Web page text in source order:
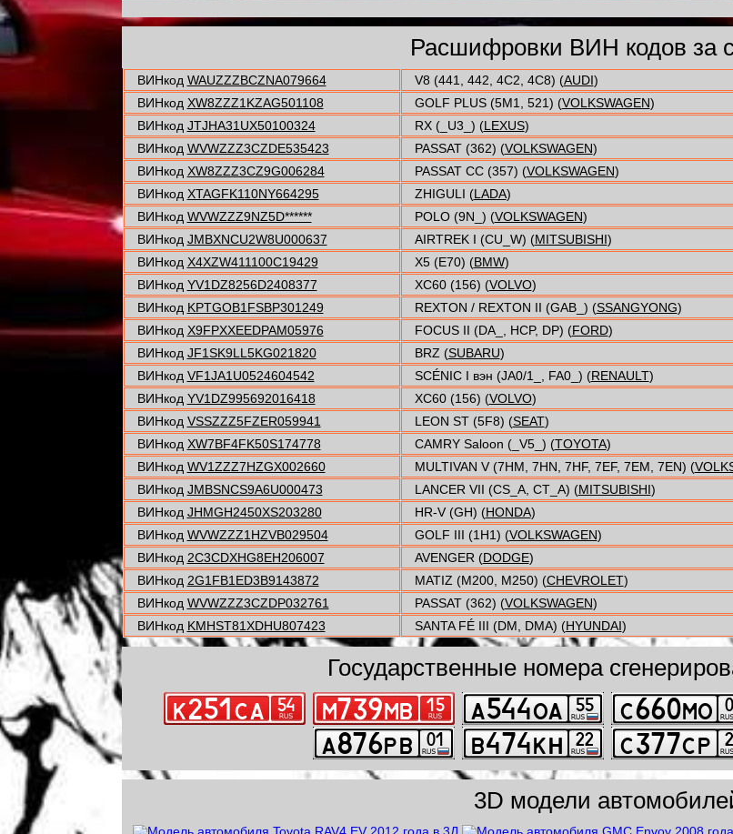
Расшифровки ВИН кодов за
ВИНкод WAUZZZBCZNA079664 V8 (441, 442, 4C2, 4C8) (AUDI)
ВИНкод XW8ZZZ1KZAG501108 GOLF PLUS (5M1, 521) (VOLKSWAGEN)
ВИНкод JTJHA31UX50100324 RX (_U3_) (LEXUS)
ВИНкод WVWZZZ3CZDE535423 PASSAT (362) (VOLKSWAGEN)
ВИНкод XW8ZZZ3CZ9G006284 PASSAT CC (357) (VOLKSWAGEN)
ВИНкод XTAGFK110NY664295 ZHIGULI (LADA)
ВИНкод WVWZZZ9NZ5D****** POLO (9N_) (VOLKSWAGEN)
ВИНкод JMBXNCU2W8U000637 AIRTREK I (CU_W) (MITSUBISHI)
ВИНкод X4XZW411100C19429 X5 (E70) (BMW)
ВИНкод YV1DZ8256D2408377 XC60 (156) (VOLVO)
ВИНкод KPTGOB1FSBP301249 REXTON / REXTON II (GAB_) (SSANGYONG)
ВИНкод X9FPXXEEDPAM05976 FOCUS II (DA_, HCP, DP) (FORD)
ВИНкод JF1SK9LL5KG021820 BRZ (SUBARU)
ВИНкод VF1JA1U0524604542 SCÉNIC I вэн (JA0/1_, FA0_) (RENAULT)
ВИНкод YV1DZ995692016418 XC60 (156) (VOLVO)
ВИНкод VSSZZZ5FZER059941 LEON ST (5F8) (SEAT)
ВИНкод XW7BF4FK50S174778 CAMRY Saloon (_V5_) (TOYOTA)
ВИНкод WV1ZZZ7HZGX002660 MULTIVAN V (7HM, 7HN, 7HF, 7EF, 7EM, 7EN) (
ВИНкод JMBSNCS9A6U000473 LANCER VII (CS_A, CT_A) (MITSUBISHI)
ВИНкод JHMGH2450XS203280 HR-V (GH) (HONDA)
ВИНкод WVWZZZ1HZVB029504 GOLF III (1H1) (VOLKSWAGEN)
ВИНкод 2C3CDXHG8EH206007 AVENGER (DODGE)
ВИНкод 2G1FB1ED3B9143872 MATIZ (M200, M250) (CHEVROLET)
ВИНкод WVWZZZ3CZDP032761 PASSAT (362) (VOLKSWAGEN)
ВИНкод KMHST81XDHU807423 SANTA FÉ III (DM, DMA) (HYUNDAI)
Государственные номера
3D модели